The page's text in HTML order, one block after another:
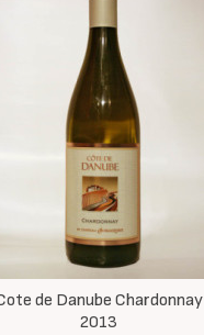
de Danube Chardonnay
2013